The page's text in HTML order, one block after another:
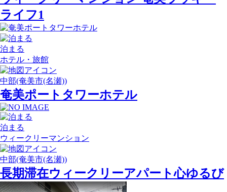
ライフ1
泊まる
ホテル・旅館
中部(奄美市(名瀬))
奄美ポートタワーホテル
泊まる
ウィークリーマンション
中部(奄美市(名瀬))
長期滞在ウィークリーアパート心ゆるび